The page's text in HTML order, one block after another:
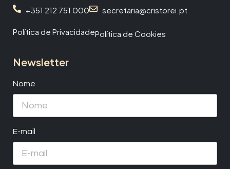
+351 212 751 000
secretaria@cristorei.pt
Política de PrivacidadePolítica de Cookies
Newsletter
Nome
E-mail